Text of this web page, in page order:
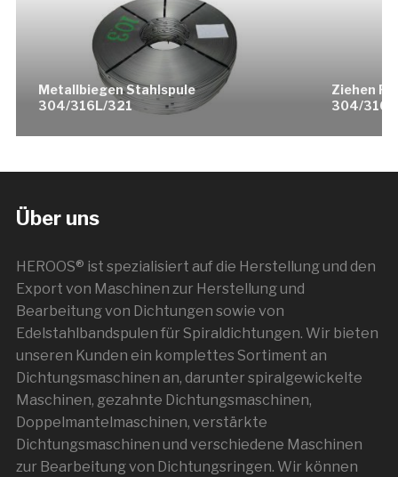
Metallbiegen Stahlspule
304/316L/321
Ziehen
304/316L
Über uns
HEROOS® ist spezialisiert auf die Herstellung und den
Export von Maschinen zur Herstellung und
Bearbeitung von Dichtungen sowie von
Edelstahlbandspulen für Spiraldichtungen. Wir bieten
unseren Kunden ein komplettes Sortiment an
Dichtungsmaschinen an, darunter spiralgewickelte
Maschinen, gezahnte Dichtungsmaschinen,
Doppelmantelmaschinen, verstärkte
Dichtungsmaschinen und verschiedene Maschinen
zur Bearbeitung von Dichtungsringen. Wir können